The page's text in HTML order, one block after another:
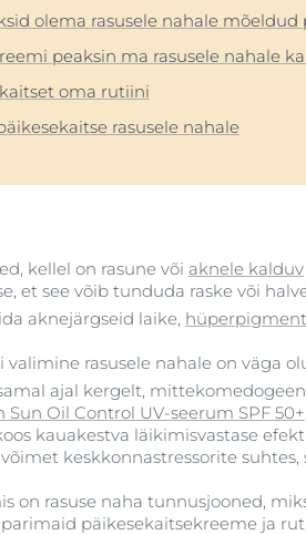
olema rasusele nahale
peaksin ma rasusele nahale
oma rutiini
rasusele nahale
kellel on rasune või aknele kalduv
et see võib tunduda raske või
aknejärgseid laike,
rasusele nahale on väga
ajal kergelt,
Sun Oil Control UV-seerum SPF 50+
kauakestva läikimisvastase
keskkonnastressorite
on rasuse naha tunnusjooned,
päikesekaitsekreeme ja